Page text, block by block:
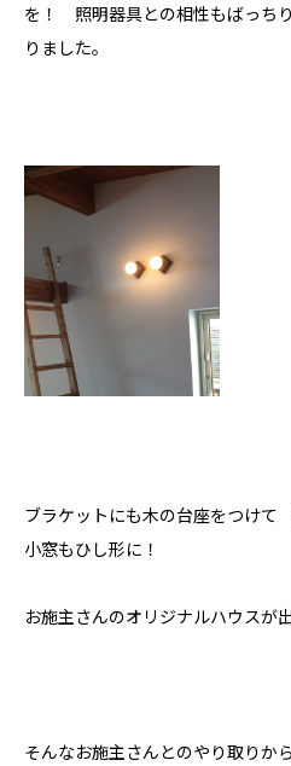
ホクシンの歩み
自慢の大工
家づくりについて
自然素材の家
職人の技
省エネと性能
安心・保証
家づくりの流れ
施工事例
お知らせ
見学予約
を！ 照明器具との相性もばっち
りました。
ブラケットにも木の台座をつけ
小窓もひし形に！
お施主さんのオリジナルハウスが
そんなお施主さんとのやり取り